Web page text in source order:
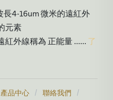
長4-16um 微米的遠紅外
元素
紅外線稱為 正能量 ...... 了
產品中心 / 聯絡我們 /